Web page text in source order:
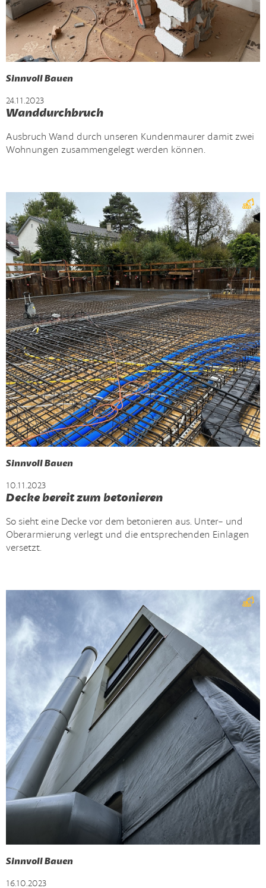
Sinnvoll Bauen
24.11.2023
Wanddurchbruch
Ausbruch Wand durch unseren Kundenmaurer damit zwei
Wohnungen zusammengelegt werden können.
Sinnvoll Bauen
10.11.2023
Decke bereit zum betonieren
So sieht eine Decke vor dem betonieren aus. Unter- und
Oberarmierung verlegt und die entsprechenden Einlagen
versetzt.
Sinnvoll Bauen
16.10.2023